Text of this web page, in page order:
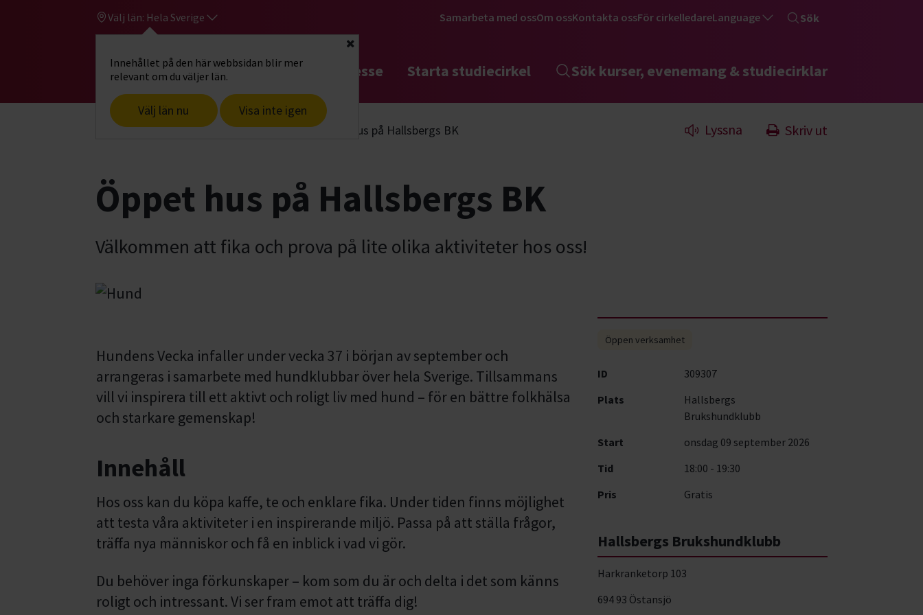
Välj län: Hela Sverige
Innehållet på den här webbsidan blir mer
relevant om du väljer län.
Välj län nu Visa inte igen
Stäng
Samarbeta med ossOm ossKontakta ossFör cirkelledareLanguage Sök
Gå till studiefrämjandets startsidaHitta intresse Starta studiecirkel Sök kurser, evenemang & studiecirklar
Start Hitta intresse Hund & husdjur Öppet hus på Hallsbergs BK Lyssna Skriv ut
Öppet hus på Hallsbergs BK
Välkommen att fika och prova på lite olika aktiviteter hos oss!
Hundens Vecka infaller under vecka 37 i början av september och
arrangeras i samarbete med hundklubbar över hela Sverige. Tillsammans
vill vi inspirera till ett aktivt och roligt liv med hund – för en bättre folkhälsa
och starkare gemenskap!
Innehåll
Hos oss kan du köpa kaffe, te och enklare fika. Under tiden finns möjlighet
att testa våra aktiviteter i en inspirerande miljö. Passa på att ställa frågor,
träffa nya människor och få en inblick i vad vi gör.
Du behöver inga förkunskaper – kom som du är och delta i det som känns
roligt och intressant. Vi ser fram emot att träffa dig!
Öppen verksamhet
ID
309307
Plats
Hallsbergs
Brukshundklubb
Start
onsdag 09 september 2026
Tid
18:00 - 19:30
Pris
Gratis
Hallsbergs Brukshundklubb
Harkranketorp 103
694 93 Östansjö